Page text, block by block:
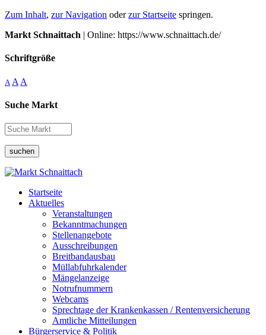
Zum Inhalt, zur Navigation oderzur Startseite springen.
Markt Schnaittach | Online: https://www.schnaittach.de/
Schriftgröße
A A A
Suche Markt
suchen
Startseite
Aktuelles
Veranstaltungen
Bekanntmachungen
Stellenangebote
Ausschreibungen
Breitbandausbau
Müllabfuhrkalender
Mängelanzeige
Notrufnummern
Webcams
Sprechtage der Krankenkassen / Rentenversicherung
Amtliche Mitteilungen
Bürgerservice & Politik